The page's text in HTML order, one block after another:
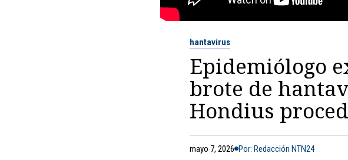
hantavirus
Epidemiólogo
brote de
Hondius
mayo 7, 2026 Por: Redacción NTN24